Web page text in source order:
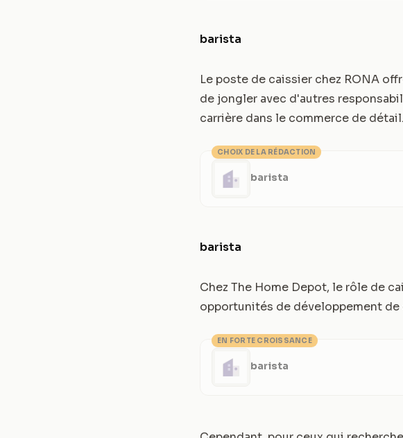
barista
Le poste de caissier chez RONA
de jongler avec d'autres
carrière dans le commerce de détail.
CHOIX DE LA RÉDACTION
barista
barista
Chez The Home Depot, le rôle de
opportunités de développement
EN FORTE CROISSANCE
barista